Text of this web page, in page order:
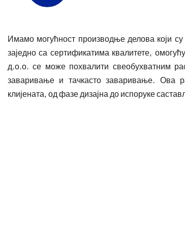
Имамо могућност производње делова који
заједно са сертификатима квалитете,
д.о.о. се може похвалити свеобухватним
заваривање и тачкасто заваривање. Ова
клијената, од фазе дизајна до испоруке